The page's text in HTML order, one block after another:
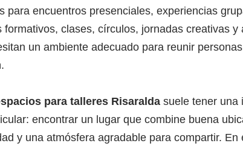
para encuentros presenciales, experiencias
formativos, clases, círculos, jornadas creativas y
un ambiente adecuado para reunir
para talleres Risaralda suele tener una
encontrar un lugar que combine buena
y una atmósfera agradable para compartir. En